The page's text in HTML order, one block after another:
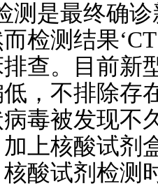
测是最终确
检测结果
查。目前新
，不排除存
毒被发现不
上核酸试剂
酸试剂检测